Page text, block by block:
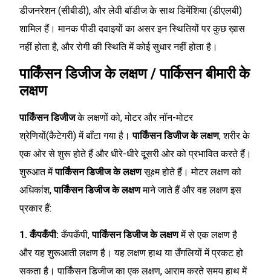
डीजनरेशन (सीबीडी), और लेवी बॉडीज के साथ डिमेंशिया (डीएलबी)
शामिल हैं। मानक पीडी दवाइयों का असर इन स्थितियों पर कुछ ख़ास
नहीं होता है, और रोगी की स्थिति में कोई सुधार नहीं होता है।
पार्किंसन डिजीज के लक्षण / पार्किसन बीमारी के
लक्षण
पार्किंसन डिजीजके लक्षणों को, मोटर और नॉन-मोटर
श्रेणियों(कैटेगरी) में बाँटा गया है।पार्किंसन डिजीज के लक्षण, शरीर के
एक ओर से शुरू होते हैं और धीरे-धीरे दूसरी ओर को प्रभावित करते हैं।
शुरुआत मेंपार्किंसन डिजीज के लक्षणसूक्ष्म होते हैं। मोटर लक्षण को
अधिकांश,पार्किंसन डिजीज के लक्षणमाने जाते हैं और वह लक्षण इस
प्रकार हैं:
1. कँपकँपी:कँपकँपी,पार्किंसन डिजीज के लक्षणमें से एक लक्षण है
और यह शुरूआती लक्षण है। यह लक्षण हाथ या उँगलियों में प्रकट हो
सकता है। पार्किंसन डिजीज का एक लक्षण, आराम करते समय हाथ में